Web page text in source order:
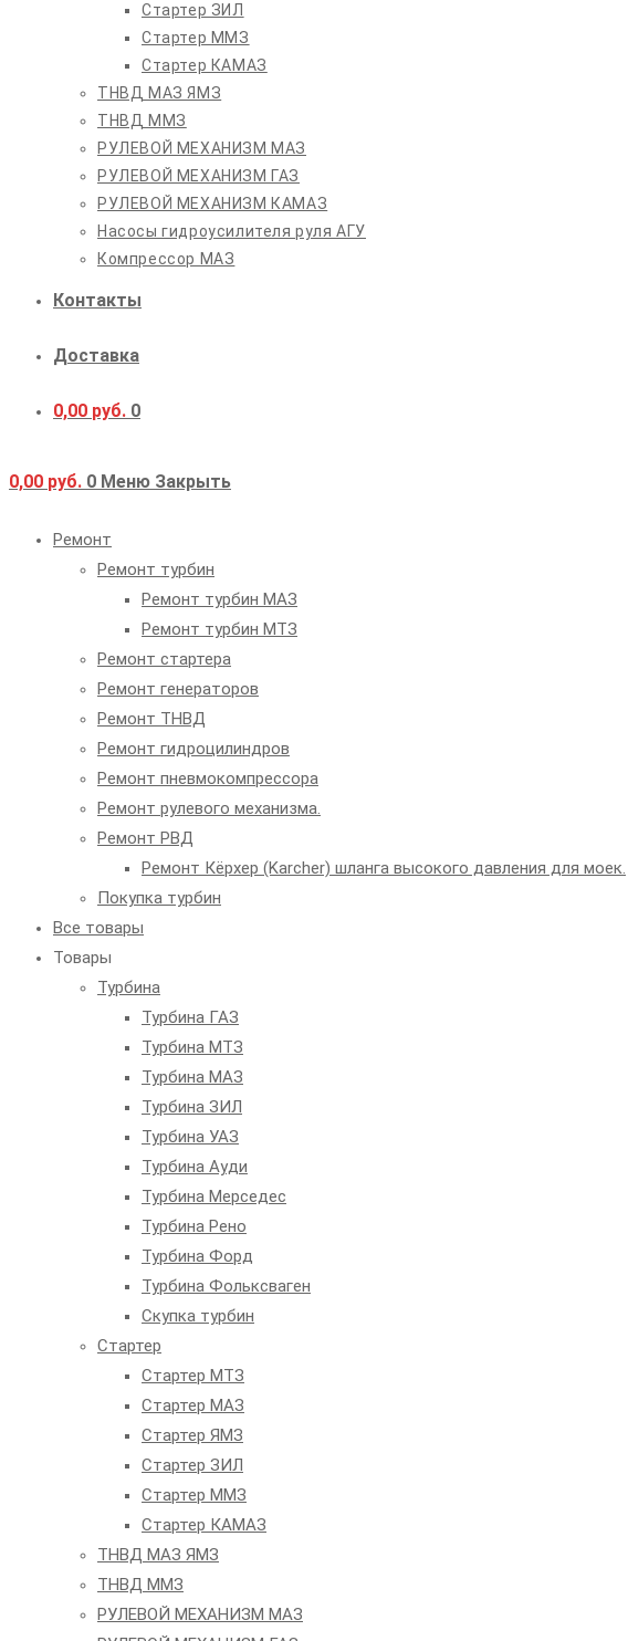
Стартер ЗИЛ
Стартер ММЗ
Стартер КАМАЗ
ТНВД МАЗ ЯМЗ
ТНВД ММЗ
РУЛЕВОЙ МЕХАНИЗМ МАЗ
РУЛЕВОЙ МЕХАНИЗМ ГАЗ
РУЛЕВОЙ МЕХАНИЗМ КАМАЗ
Насосы гидроусилителя руля АГУ
Компрессор МАЗ
Контакты
Доставка
0,00 руб. 0
0,00 руб. 0 Меню Закрыть
Ремонт
Ремонт турбин
Ремонт турбин МАЗ
Ремонт турбин МТЗ
Ремонт стартера
Ремонт генераторов
Ремонт ТНВД
Ремонт гидроцилиндров
Ремонт пневмокомпрессора
Ремонт рулевого механизма.
Ремонт РВД
Ремонт Кёрхер (Karcher) шланга высокого давления для моек.
Покупка турбин
Все товары
Товары
Турбина
Турбина ГАЗ
Турбина МТЗ
Турбина МАЗ
Турбина ЗИЛ
Турбина УАЗ
Турбина Ауди
Турбина Мерседес
Турбина Рено
Турбина Форд
Турбина Фольксваген
Скупка турбин
Стартер
Стартер МТЗ
Стартер МАЗ
Стартер ЯМЗ
Стартер ЗИЛ
Стартер ММЗ
Стартер КАМАЗ
ТНВД МАЗ ЯМЗ
ТНВД ММЗ
РУЛЕВОЙ МЕХАНИЗМ МАЗ